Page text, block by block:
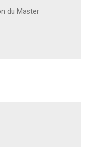
du Master